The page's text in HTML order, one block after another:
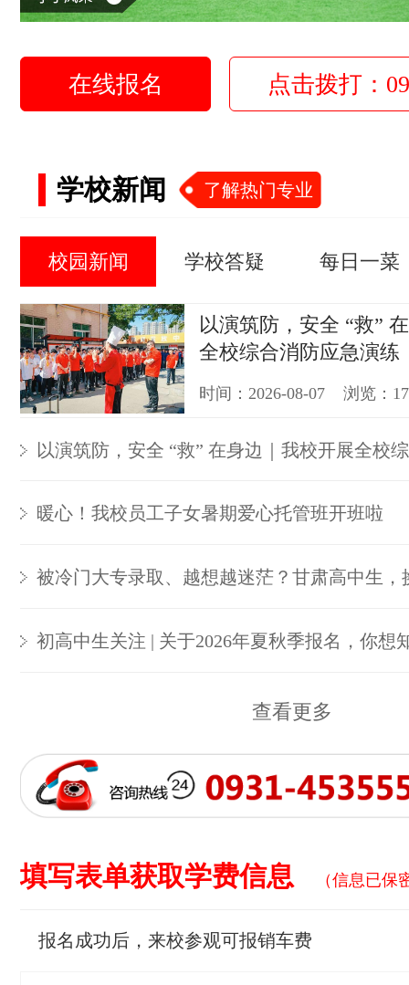
在线报名 点击拨打：
学校新闻 了解热门专业
校园新闻 学校答疑 每日一菜
以演筑防，安全 “救”
全校综合消防应急演练
时间：2026-08-07 浏览：
以演筑防，安全 “救” 在身边｜我校开展全校综
暖心！我校员工子女暑期爱心托管班开班啦
被冷门大专录取、越想越迷茫？甘肃高中生，
初高中生关注 | 关于2026年夏秋季报名，你想
查看更多
填写表单获取学费信息 （信息已保
报名成功后，来校参观可报销车费